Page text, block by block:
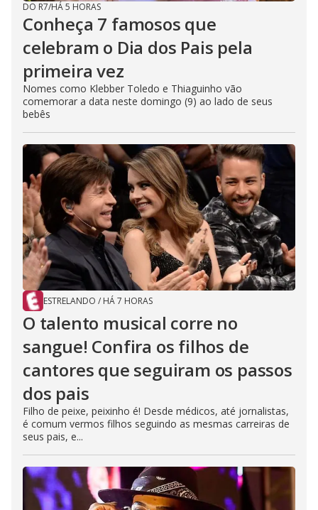
DO R7/HÁ 5 HORAS
Conheça 7 famosos que
celebram o Dia dos Pais pela
primeira vez
Nomes como Klebber Toledo e Thiaguinho vão
comemorar a data neste domingo (9) ao lado de seus
bebês
ESTRELANDO / HÁ 7 HORAS
O talento musical corre no
sangue! Confira os filhos de
cantores que seguiram os passos
dos pais
Filho de peixe, peixinho é! Desde médicos, até jornalistas,
é comum vermos filhos seguindo as mesmas carreiras de
seus pais, e...